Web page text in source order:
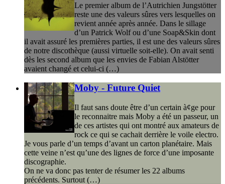
Le premier album de l’Autrichien Jungstötter
reste une des valeurs sûres vers lesquelles on
revient année après année. Dans le sillage
d’un Patrick Wolf ou d’une Soap&Skin dont
il avait assuré les premières parties, il est une des valeurs sûres
de notre discothèque (aussi virtuelle soit-elle). On avait senti
dès les second album que les envies de Fabian Alstötter
avaient changé et celui-ci (…)
Moby - Future Quiet
Il faut sans doute être d’un certain à¢ge pour
le reconnaitre mais Moby a été un passeur, un
de ces artistes qui ont montré aux amateurs de
rock ce qui se cachait derrière le voile electro.
Je vous parle d’un temps d’avant un carton planétaire. Mais
cette veine n’est qu’une des lignes de force d’une imposante
discographie.
On ne va donc pas tenter de résumer les 22 albums
précédents. Surtout (…)